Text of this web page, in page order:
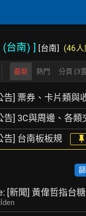
(台南) ] [台南] (46人
最新 熱門 分頁 (3
告] 票券、卡片類
告] 3C與周邊、各
告] 台南板板規
[新聞] 黃偉哲指台